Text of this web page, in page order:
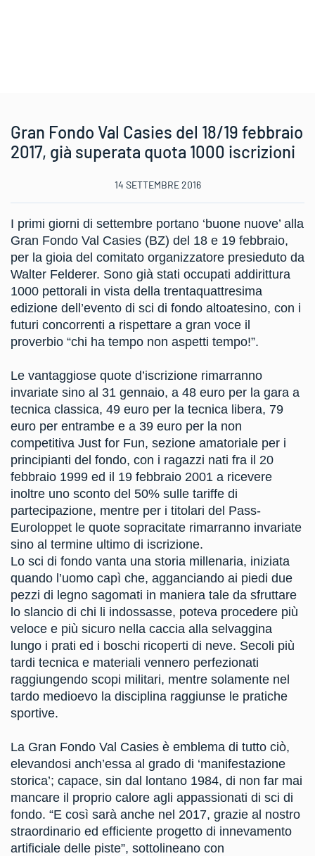
Gran Fondo Val Casies del 18/19 febbraio
2017, già superata quota 1000 iscrizioni
14 SETTEMBRE 2016
I primi giorni di settembre portano ‘buone nuove’ alla
Gran Fondo Val Casies (BZ) del 18 e 19 febbraio,
per la gioia del comitato organizzatore presieduto da
Walter Felderer. Sono già stati occupati addirittura
1000 pettorali in vista della trentaquattresima
edizione dell’evento di sci di fondo altoatesino, con i
futuri concorrenti a rispettare a gran voce il
proverbio “chi ha tempo non aspetti tempo!”.
Le vantaggiose quote d’iscrizione rimarranno
invariate sino al 31 gennaio, a 48 euro per la gara a
tecnica classica, 49 euro per la tecnica libera, 79
euro per entrambe e a 39 euro per la non
competitiva Just for Fun, sezione amatoriale per i
principianti del fondo, con i ragazzi nati fra il 20
febbraio 1999 ed il 19 febbraio 2001 a ricevere
inoltre uno sconto del 50% sulle tariffe di
partecipazione, mentre per i titolari del Pass-
Euroloppet le quote sopracitate rimarranno invariate
sino al termine ultimo di iscrizione.
Lo sci di fondo vanta una storia millenaria, iniziata
quando l’uomo capì che, agganciando ai piedi due
pezzi di legno sagomati in maniera tale da sfruttare
lo slancio di chi li indossasse, poteva procedere più
veloce e più sicuro nella caccia alla selvaggina
lungo i prati ed i boschi ricoperti di neve. Secoli più
tardi tecnica e materiali vennero perfezionati
raggiungendo scopi militari, mentre solamente nel
tardo medioevo la disciplina raggiunse le pratiche
sportive.
La Gran Fondo Val Casies è emblema di tutto ciò,
elevandosi anch’essa al grado di ‘manifestazione
storica’; capace, sin dal lontano 1984, di non far mai
mancare il proprio calore agli appassionati di sci di
fondo. “E così sarà anche nel 2017, grazie al nostro
straordinario ed efficiente progetto di innevamento
artificiale delle piste”, sottolineano con